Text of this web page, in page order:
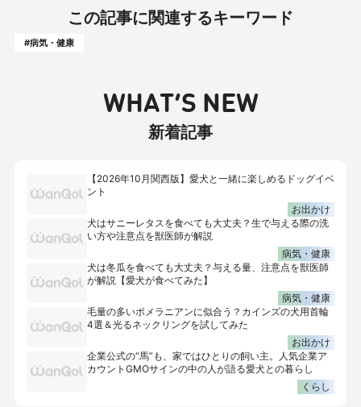
この記事に関連するキーワード
#病気・健康
WHAT’S NEW
新着記事
【2026年10月関西版】愛犬と一緒に楽しめるドッグイベ
ント
お出かけ
犬はサニーレタスを食べても大丈夫？生で与える際の洗
い方や注意点を獣医師が解説
病気・健康
犬は冬瓜を食べても大丈夫？与える量、注意点を獣医師
が解説【愛犬が食べてみた】
病気・健康
毛量の多いポメラニアンに似合う？カインズの犬用首輪
4選＆光るネックリングを試してみた
お出かけ
企業公式の“馬”も、家ではひとりの飼い主。人気企業ア
カウントGMOサインの中の人が語る愛犬との暮らし
くらし